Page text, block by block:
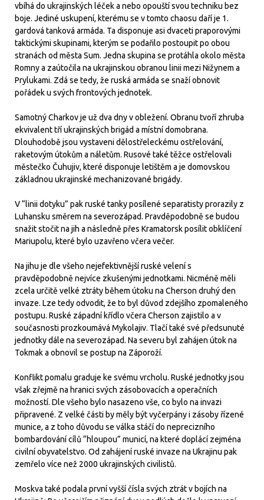
vbíhá do ukrajinských léček a nebo opouští svou techniku bez
boje. Jediné uskupení, kterému se v tomto chaosu daří je 1.
gardová tanková armáda. Ta disponuje asi dvaceti praporovými
taktickými skupinami, kterým se podařilo postoupit po obou
stranách od města Sum. Jedna skupina se protáhla okolo města
Romny a zaútočila na ukrajinskou obranou linii mezi Nižynem a
Prylukami. Zdá se tedy, že ruská armáda se snaží obnovit
pořádek u svých frontových jednotek.
Samotný Charkov je už dva dny v obležení. Obranu tvoří zhruba
ekvivalent tří ukrajinských brigád a místní domobrana.
Dlouhodobě jsou vystaveni dělostřeleckému ostřelování,
raketovým útokům a náletům. Rusové také těžce ostřelovali
městečko Čuhujiv, které disponuje letištěm a je domovskou
základnou ukrajinské mechanizované brigády.
V “linii dotyku” pak ruské tanky posílené separatisty prorazily z
Luhansku směrem na severozápad. Pravděpodobně se budou
snažit stočit na jih a následně přes Kramatorsk posílit obklíčení
Mariupolu, které bylo uzavřeno včera večer.
Na jihu je dle všeho nejefektivnější ruské velení s
pravděpodobně nejvíce zkušenými jednotkami. Nicméně měli
zcela určitě velké ztráty během útoku na Cherson druhý den
invaze. Lze tedy odvodit, že to byl důvod zdejšího zpomaleného
postupu. Ruské západní křídlo včera Cherson zajistilo a v
současnosti prozkoumává Mykolajiv. Tlačí také své předsunuté
jednotky dále na severozápad. Na severu byl zahájen útok na
Tokmak a obnovil se postup na Záporoží.
Konflikt pomalu graduje ke svému vrcholu. Ruské jednotky jsou
však zřejmě na hranici svých zásobovacích a operačních
možností. Dle všeho bylo nasazeno vše, co bylo na invazi
připravené. Z velké části by měly být vyčerpány i zásoby řízené
munice, a z toho důvodu se válka stáčí do neprecizního
bombardování cílů “hloupou” municí, na které doplácí zejména
civilní obyvatelstvo. Od zahájení ruské invaze na Ukrajinu pak
zemřelo více než 2000 ukrajinských civilistů.
Moskva také podala první vyšší čísla svých ztrát v bojích na